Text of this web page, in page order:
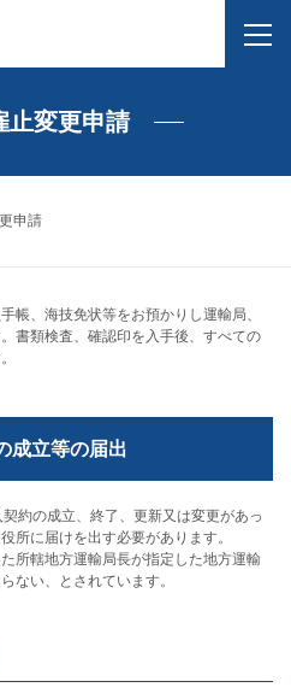
止変更申請
申請
帳、海技免状等をお預かりし運輸局、
書類検査、確認印を入手後、すべての
成立等の届出
約の成立、終了、更新又は変更があっ
所に届けを出す必要があります。
所轄地方運輸局長が指定した地方運輸
ない、とされています。